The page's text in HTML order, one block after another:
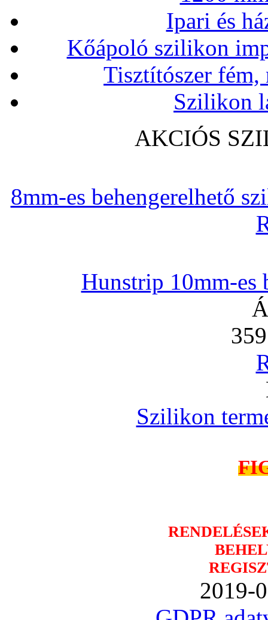
Ipari és
Kőápoló szilikon
Tisztítószer
Szilikon
AKCIÓS
8mm-es behengerelhető
Hunstrip 10mm-es
Szilikon
2019-